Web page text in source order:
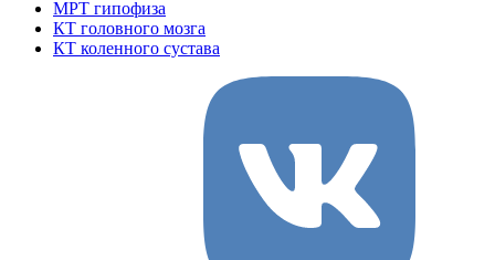
МРТ гипофиза
КТ головного мозга
КТ коленного сустава